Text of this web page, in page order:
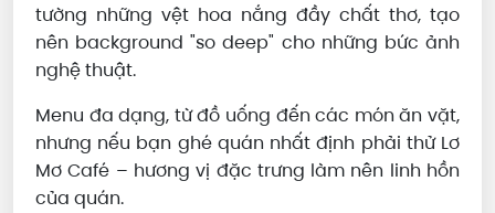
tường những vệt hoa nắng đầy chất thơ, tạo
nên background "so deep" cho những bức ảnh
nghệ thuật.
Menu đa dạng, từ đồ uống đến các món ăn vặt,
nhưng nếu bạn ghé quán nhất định phải thử Lơ
Mơ Café – hương vị đặc trưng làm nên linh hồn
của quán.